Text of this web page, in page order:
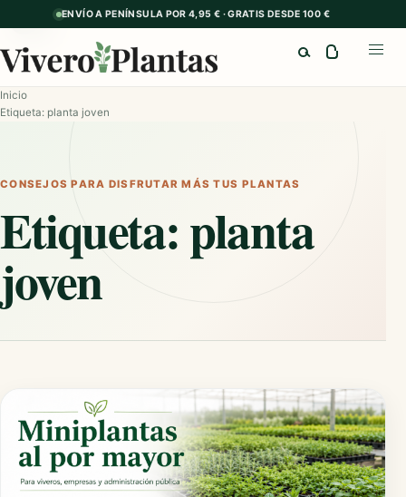
ENVÍO A PENÍNSULA POR 4,95 € · GRATIS DESDE 100 €
Inicio
Etiqueta: planta joven
CONSEJOS PARA DISFRUTAR MÁS TUS PLANTAS
Etiqueta:planta
joven